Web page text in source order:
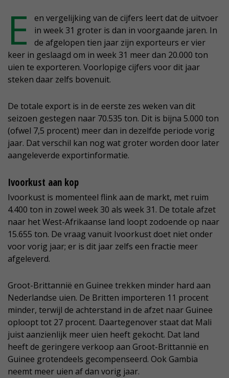
E
en vergelijking van de cijfers leert dat de uitvoer
in week 31 groter is dan in voorgaande jaren. In
de afgelopen tien jaar zijn exporteurs er vier
keer in geslaagd om in week 31 meer dan 20.000 ton
uien te exporteren. Voorlopige cijfers voor dit jaar
steken daar zelfs bovenuit.
De totale export is in de eerste zes weken van dit
seizoen gestegen naar 70.535 ton. Dit is bijna 5.000 ton
(ofwel 7,5 procent) meer dan in dezelfde periode vorig
jaar. Dat verschil kan nog wat groter worden door later
aangeleverde exportinformatie.
Ivoorkust aan kop
Ivoorkust is momenteel flink aan de markt, met ruim
4.400 ton in zowel week 30 als week 31. De totale afzet
naar het West-Afrikaanse land loopt zodoende op naar
15.655 ton. De vraag vanuit Ivoorkust doet niet onder
voor vorig jaar; er is dit jaar zelfs een fractie meer
afgeleverd.
Groot-Brittannië en Guinee trekken minder hard aan
Nederlandse uien. De Britten importeren 11 procent
minder, terwijl de achterstand in de afzet naar Guinee
oploopt tot 27 procent. Daartegenover staat dat Mali
juist aanzienlijk meer uien heeft gekocht. Dat land
heeft de geringere verkoop aan Groot-Brittannië en
Guinee grotendeels gecompenseerd. Ook Gambia
neemt meer uien af dan vorig jaar.